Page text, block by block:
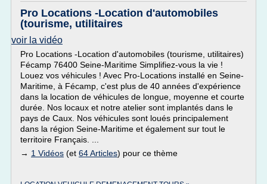
Pro Locations -Location d'automobiles
(tourisme, utilitaires
voir la vidéo
Pro Locations -Location d'automobiles (tourisme, utilitaires)
Fécamp 76400 Seine-Maritime Simplifiez-vous la vie !
Louez vos véhicules ! Avec Pro-Locations installé en Seine-
Maritime, à Fécamp, c'est plus de 40 années d'expérience
dans la location de véhicules de longue, moyenne et courte
durée. Nos locaux et notre atelier sont implantés dans le
pays de Caux. Nos véhicules sont loués principalement
dans la région Seine-Maritime et également sur tout le
territoire Français. ...
→ 1 Vidéos (et 64 Articles) pour ce thème